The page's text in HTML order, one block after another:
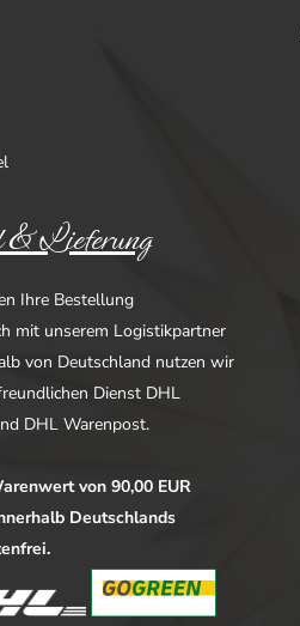
Lieferung
Ihre Bestellung
mit unserem Logistikpartner
von Deutschland nutzen wir
Dienst DHL
DHL Warenpost.
von 90,00 EUR
Deutschlands